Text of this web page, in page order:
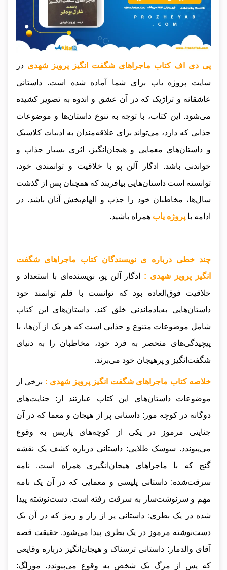
پی دی اف کتاب ماجراهای شگفت انگیز پرویز شهدی در
سایت پروژه یاب برای شما آماده شده است. داستانی
عاشقانه و تراژیک که در آن عشق و اندوه به تصویر کشیده
می‌شود. این کتاب، با توجه به تنوع داستان‌ها و موضوعات
جذابی که دارد، می‌تواند برای علاقه‌مندان به ادبیات کلاسیک
و داستان‌های معمایی و هیجان‌انگیز، اثری بسیار جذاب و
خواندنی باشد. ادگار آلن پو با خلاقیت و توانمندی خود،
توانسته است داستان‌هایی بیافریند که همچنان پس از گذشت
سال‌ها، مخاطبان خود را جذب و الهام‌بخش آنان باشد. در
ادامه با پروژه یاب همراه باشید.
چند خطی درباره ی نویسندگان کتاب ماجراهای شگفت
انگیز پرویز شهدی :
ادگار آلن پو، نویسنده‌ای با استعداد و
خلاقیت فوق‌العاده بود که توانست با قلم توانمند خود
داستان‌هایی به‌یادماندنی خلق کند. داستان‌های این کتاب
شامل موضوعات متنوع و جذابی است که هر یک از آن‌ها، با
پیچیدگی‌های منحصر به فرد خود، مخاطبان را به دنیای
شگفت‌انگیز و پرهیجان خود می‌برند.
خلاصه کتاب ماجراهای شگفت انگیز پرویز شهدی : برخی از
موضوعات داستان‌های این کتاب عبارتند از: جنایت‌های
دوگانه در کوچه مور: داستانی پر از هیجان و معما که در آن
جنایتی مرموز در یکی از کوچه‌های پاریس به وقوع
می‌پیوندد. سوسک طلایی: داستانی درباره کشف یک نقشه
گنج که با ماجراهای هیجان‌انگیزی همراه است. نامه
سرقت‌شده: داستانی پلیسی و معمایی که در آن یک نامه
مهم و سرنوشت‌ساز به سرقت رفته است. دست‌نوشته پیدا
شده در یک بطری: داستانی پر از راز و رمز که در آن یک
دست‌نوشته مرموز در یک بطری پیدا می‌شود. حقیقت قصه
آقای والدمار: داستانی ترسناک و هیجان‌انگیز درباره وقایعی
که پس از مرگ یک شخص به وقوع می‌پیوندد. مورلگ: